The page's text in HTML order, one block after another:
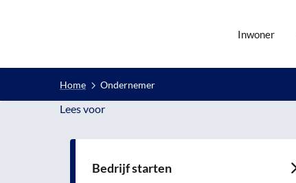
Inwoner
Home Ondernemer
Lees voorLees voor
Bedrijf starten
Lees